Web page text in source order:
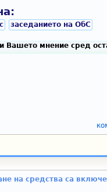
заседанието на ОбС
Вашето мнение сред
на средства са